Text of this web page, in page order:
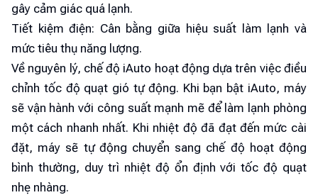
gây cảm giác quá lạnh.
Tiết kiệm điện: Cân bằng giữa hiệu suất làm lạnh và
mức tiêu thụ năng lượng.
Về nguyên lý, chế độ iAuto hoạt động dựa trên việc điều
chỉnh tốc độ quạt gió tự động. Khi bạn bật iAuto, máy
sẽ vận hành với công suất mạnh mẽ để làm lạnh phòng
một cách nhanh nhất. Khi nhiệt độ đã đạt đến mức cài
đặt, máy sẽ tự động chuyển sang chế độ hoạt động
bình thường, duy trì nhiệt độ ổn định với tốc độ quạt
nhẹ nhàng.